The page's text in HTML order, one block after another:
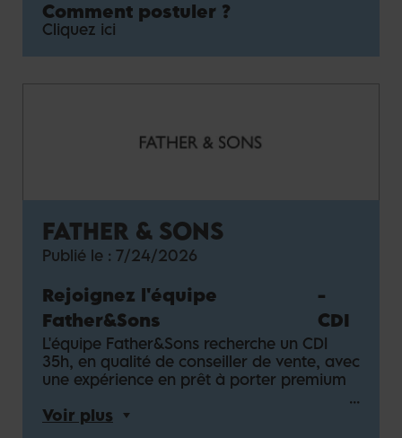
Comment postuler ?
Cliquez ici
FATHER & SONS
Publié le : 7/24/2026
Rejoignez l'équipe
Father&Sons
-
CDI
L'équipe Father&Sons recherche un CDI
35h, en qualité de conseiller de vente, avec
une expérience en prêt à porter premium
Voir plus